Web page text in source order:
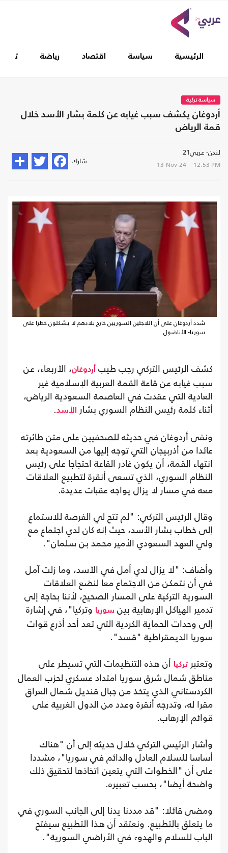
الرئيسية سياسة اقتصاد رياضة
سياسة تركية
أردوغان يكشف سبب غيابه عن كلمة بشار الأسد خلال
قمة الرياض
لندن- عربي21
13-Nov-24 12:53 PM شارك
شدد أردوغان على أن اللاجئين السوريين خارج بلادهم لا يشكلون خطرا على
سوريا- الأناضول
كشف الرئيس التركي رجب طيب أردوغان، الأربعاء، عن
سبب غيابه عن قاعة القمة العربية الإسلامية غير
العادية التي عقدت في العاصمة السعودية الرياض،
أثناء كلمة رئيس النظام السوري بشار الأسد.
ونفى أردوغان في حديثه للصحفيين على متن طائرته
عائدا من أذربيجان التي توجه إليها من السعودية بعد
انتهاء القمة، أن يكون غادر القاعة احتجاجا على رئيس
النظام السوري، الذي تسعى أنقرة لتطبيع العلاقات
معه في مسار لا يزال يواجه عقبات عديدة.
وقال الرئيس التركي: "لم تتح لي الفرصة للاستماع
إلى خطاب بشار الأسد، حيث إنه كان لدي اجتماع مع
ولي العهد السعودي الأمير محمد بن سلمان".
وأضاف: "لا يزال لدي أمل في الأسد، وما زلت آمل
في أن نتمكن من الاجتماع معا لنضع العلاقات
السورية التركية على المسار الصحيح، لأننا بحاجة إلى
تدمير الهياكل الإرهابية بين سوريا وتركيا"، في إشارة
إلى وحدات الحماية الكردية التي تعد أحد أذرع قوات
سوريا الديمقراطية "قسد".
وتعتبرتركيا أن هذه التنظيمات التي تسيطر على
مناطق شمال شرق سوريا امتداد عسكري لحزب العمال
الكردستاني الذي يتخذ من جبال قنديل شمال العراق
مقرا له، وتدرجه أنقرة وعدد من الدول الغربية على
قوائم الإرهاب.
وأشار الرئيس التركي خلال حديثه إلى أن "هناك
أساسا للسلام العادل والدائم في سوريا"، مشددا
على أن "الخطوات التي يتعين اتخاذها لتحقيق ذلك
واضحة أيضا"، بحسب تعبيره.
ومضى قائلا: "قد مددنا يدنا إلى الجانب السوري في
ما يتعلق بالتطبيع. ونعتقد أن هذا التطبيع سيفتح
الباب للسلام والهدوء في الأراضي السورية".